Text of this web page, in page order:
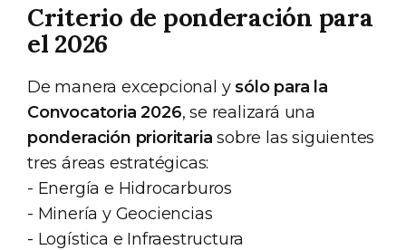
Criterio de ponderación para
el 2026
De manera excepcional ysólo para la
Convocatoria 2026, se realizará una
ponderación prioritaria sobre las siguientes
tres áreas estratégicas:
- Energía e Hidrocarburos
- Minería y Geociencias
- Logística e Infraestructura